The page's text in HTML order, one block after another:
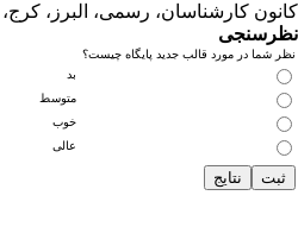
کانون کارشناسان، رسمی، البرز،
نظرسنجی
نظر شما در مورد قالب جدید پایگاه چیست؟
بد
متوسط
خوب
عالی